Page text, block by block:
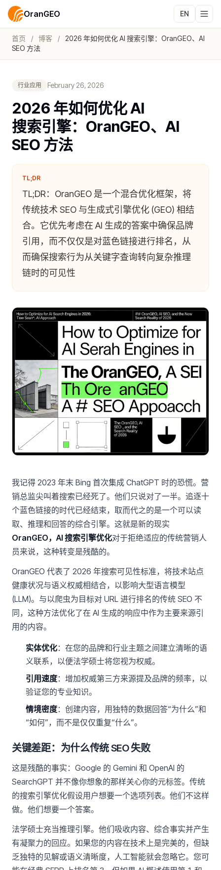
OranGEO EN
首页 / 博客 /
2026 年如何优化 AI 搜索引擎：OranGEO、AI
SEO 方法
行业应用 February 26, 2026
2026 年如何优化 AI
搜索引擎：OranGEO、AI
SEO 方法
TL;DR
TL;DR：OranGEO 是一个混合优化框架，将
传统技术 SEO 与生成式引擎优化 (GEO) 相结
合。它优先考虑在 AI 生成的答案中确保品牌
引用，而不仅仅是对蓝色链接进行排名，从
而确保搜索行为从关键字查询转向复杂推理
链时的可见性
我记得 2023 年末 Bing 首次集成 ChatGPT 时的恐慌。营
销总监尖叫着搜索已经死了。他们只说对了一半。追逐十
个蓝色链接的时代已经结束，取而代之的是一个可以读
取、推理和回答的综合引擎。这就是新的现实
OranGEO，AI 搜索引擎优化对于拒绝适应的传统营销人
员来说，这种转变是残酷的。
OranGEO 代表了 2026 年搜索可见性标准，将技术站点
健康状况与语义权威相结合，以影响大型语言模型
(LLM)。与以爬虫为目标对 URL 进行排名的传统 SEO 不
同，这种方法优化了在 AI 生成的响应中作为主要来源引
用的内容。
实体优化：在您的品牌和行业主题之间建立清晰的语
义联系，以便法学硕士将您视为权威。
引用速度：增加权威第三方来源提及品牌的频率，以
验证您的专业知识。
情境密度：创建内容，用独特的数据回答“为什么”和
“如何”，而不是仅仅重复“什么”。
关键差距：为什么传统 SEO 失败
这是残酷的事实：Google 的 Gemini 和 OpenAI 的
SearchGPT 并不像你想象的那样关心你的元标签。传统
的搜索引擎优化假设用户想要一个选项列表。他们不这样
做。他们想要一个答案。
法学硕士充当推理引擎。他们吸收内容、综合事实并产生
有凝聚力的回应。如果您的内容在技术上是完美的，但缺
乏独特的见解或语义清晰度，人工智能就会忽略它。您可